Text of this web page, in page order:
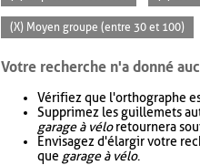
(X) Moyen groupe (entre 30 et 100)
Votre recherche n'a donné
Vérifiez que l'orthographe
Supprimez les guillemets
garage à véloretournera
Envisagez d'élargir votre
que garage à vélo.